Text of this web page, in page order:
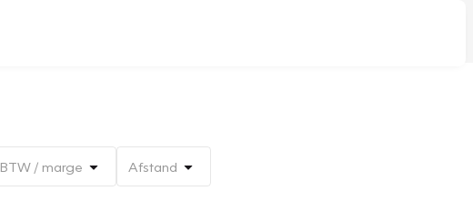
BTW / marge Afstand